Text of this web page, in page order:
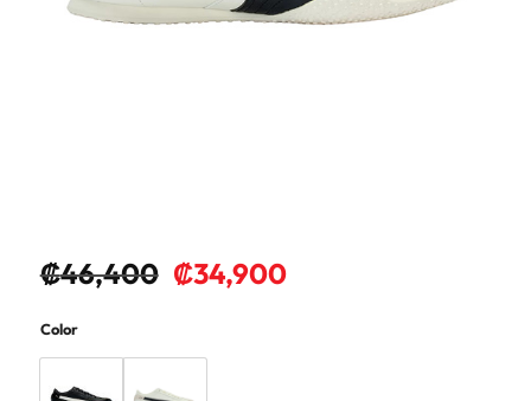
₡46,400 ₡34,900
Color